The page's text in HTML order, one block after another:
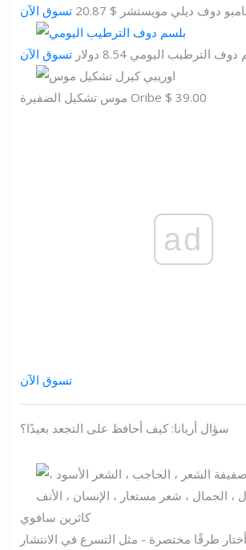
دوف ديلي مويستشر $ 20.87 تسوق الآن
الترطيب اليومي 8.54 دولار تسوق الآن
موس تشكيل الضفيرة Oribe $ 39.00
ad
تسوق الآن
سؤال أريانا: كيف أحافظ على التجعد بعيدًا؟
كاثرين سافوي
أختار طرقًا مختصرة - مثل التسرع في الانتشار